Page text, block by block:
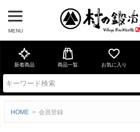
MENU
新着商品 商品一覧 お気に入り
HOME 会員登録